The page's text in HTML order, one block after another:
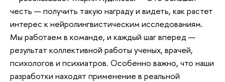
честь — получить такую награду и видеть, как растет
интерес к нейролингвистическим исследованиям.
Мы работаем в команде, и каждый шаг вперед —
результат коллективной работы ученых, врачей,
психологов и психиатров. Особенно важно, что наши
разработки находят применение в реальной